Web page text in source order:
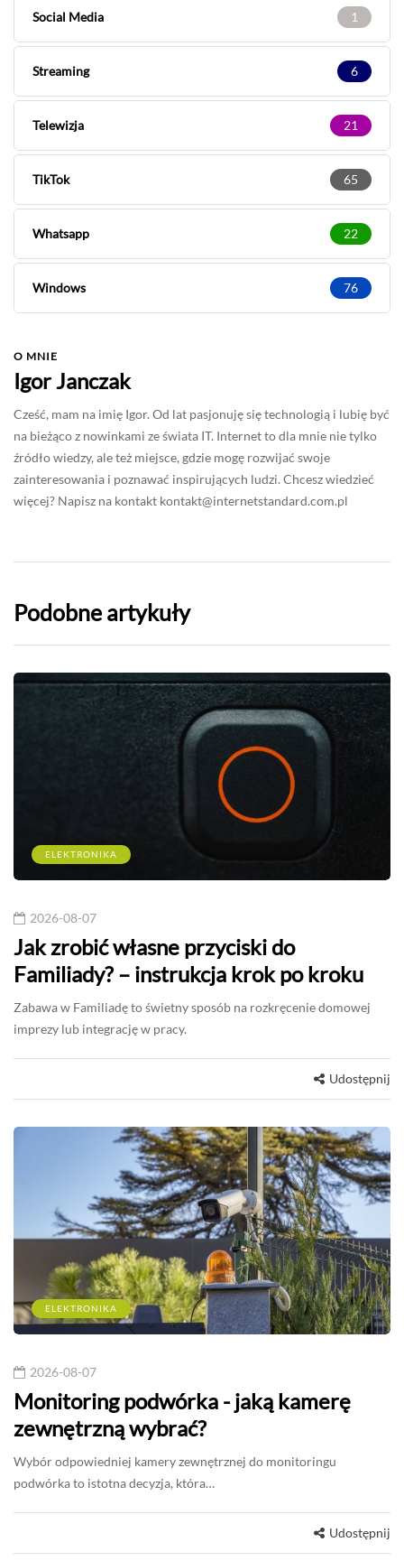
Social Media 1
Streaming 6
Telewizja 21
TikTok 65
Whatsapp 22
Windows 76
O MNIE
Igor Janczak
Cześć, mam na imię Igor. Od lat pasjonuję się technologią i lubię być
na bieżąco z nowinkami ze świata IT. Internet to dla mnie nie tylko
źródło wiedzy, ale też miejsce, gdzie mogę rozwijać swoje
zainteresowania i poznawać inspirujących ludzi. Chcesz wiedzieć
więcej? Napisz na kontakt kontakt@internetstandard.com.pl
Podobne artykuły
ELEKTRONIKA
2026-08-07
Jak zrobić własne przyciski do
Familiady? – instrukcja krok po kroku
Zabawa w Familiadę to świetny sposób na rozkręcenie domowej
imprezy lub integrację w pracy.
Udostępnij
ELEKTRONIKA
2026-08-07
Monitoring podwórka - jaką kamerę
zewnętrzną wybrać?
Wybór odpowiedniej kamery zewnętrznej do monitoringu
podwórka to istotna decyzja, która…
Udostępnij